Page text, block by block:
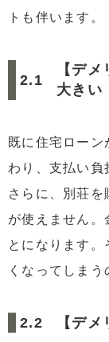
トも伴います。
【デ
大きい
既に住宅ローン
わり、支払い負
さらに、別荘を
が使えません。
とになります。
くなってしまう
【デ